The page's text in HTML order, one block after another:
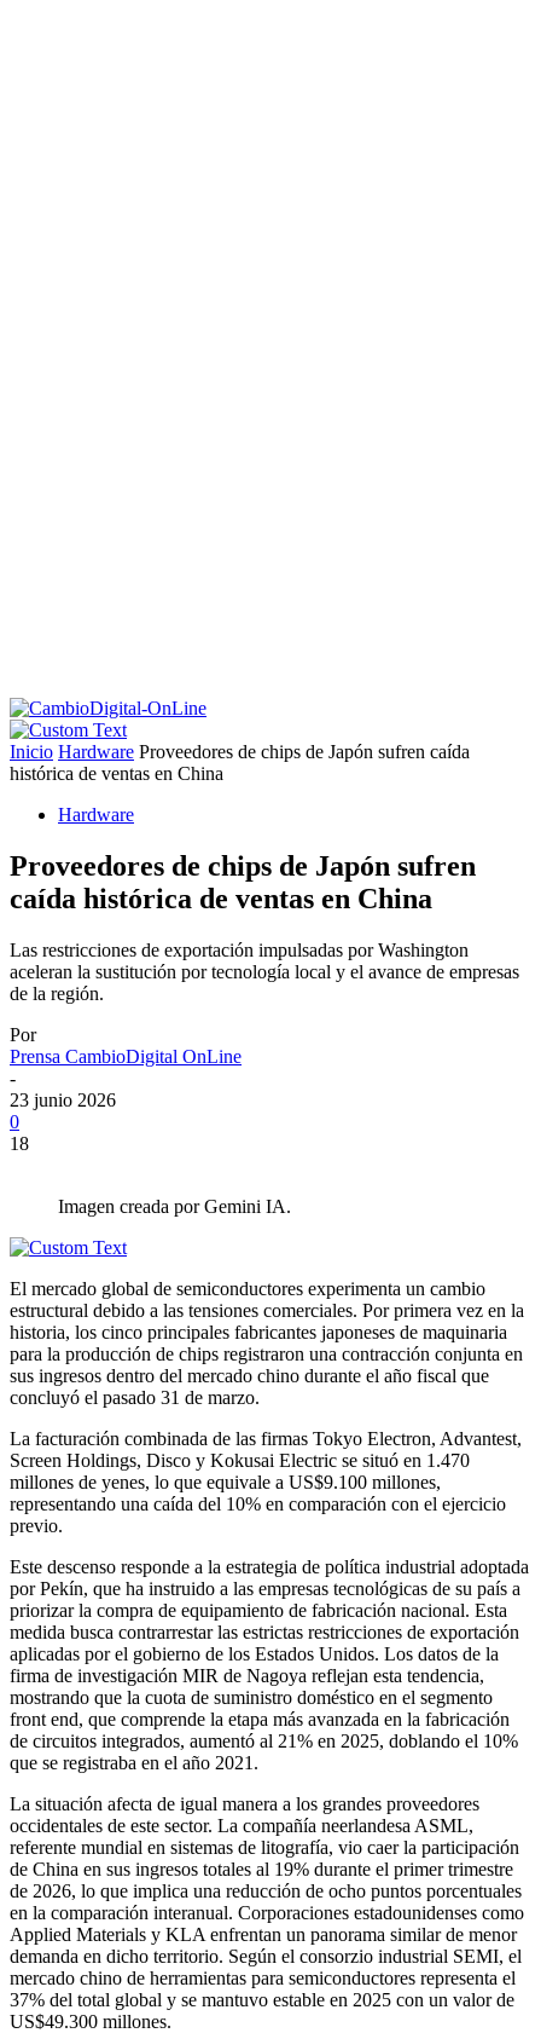
Inicio Hardware Proveedores de chips de Japón sufren caída
histórica de ventas en China
Hardware
Proveedores de chips de Japón sufren
caída histórica de ventas en China
Las restricciones de exportación impulsadas por Washington
aceleran la sustitución por tecnología local y el avance de empresas
de la región.
Por
Prensa CambioDigital OnLine
-
23 junio 2026
0
18
Imagen creada por Gemini IA.
El mercado global de semiconductores experimenta un cambio
estructural debido a las tensiones comerciales. Por primera vez en la
historia, los cinco principales fabricantes japoneses de maquinaria
para la producción de chips registraron una contracción conjunta en
sus ingresos dentro del mercado chino durante el año fiscal que
concluyó el pasado 31 de marzo.
La facturación combinada de las firmas Tokyo Electron, Advantest,
Screen Holdings, Disco y Kokusai Electric se situó en 1.470
millones de yenes, lo que equivale a US$9.100 millones,
representando una caída del 10% en comparación con el ejercicio
previo.
Este descenso responde a la estrategia de política industrial adoptada
por Pekín, que ha instruido a las empresas tecnológicas de su país a
priorizar la compra de equipamiento de fabricación nacional. Esta
medida busca contrarrestar las estrictas restricciones de exportación
aplicadas por el gobierno de los Estados Unidos. Los datos de la
firma de investigación MIR de Nagoya reflejan esta tendencia,
mostrando que la cuota de suministro doméstico en el segmento
front end, que comprende la etapa más avanzada en la fabricación
de circuitos integrados, aumentó al 21% en 2025, doblando el 10%
que se registraba en el año 2021.
La situación afecta de igual manera a los grandes proveedores
occidentales de este sector. La compañía neerlandesa ASML,
referente mundial en sistemas de litografía, vio caer la participación
de China en sus ingresos totales al 19% durante el primer trimestre
de 2026, lo que implica una reducción de ocho puntos porcentuales
en la comparación interanual. Corporaciones estadounidenses como
Applied Materials y KLA enfrentan un panorama similar de menor
demanda en dicho territorio. Según el consorzio industrial SEMI, el
mercado chino de herramientas para semiconductores representa el
37% del total global y se mantuvo estable en 2025 con un valor de
US$49.300 millones.